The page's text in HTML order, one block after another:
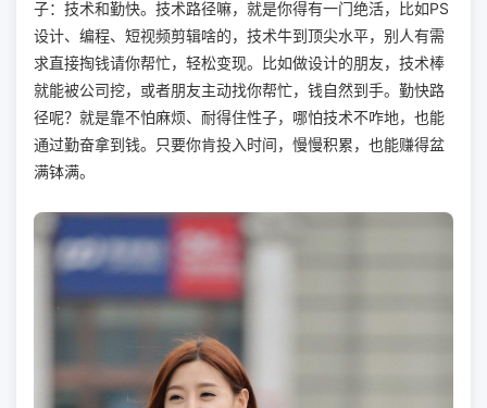
子：技术和勤快。技术路径嘛，就是你得有一门绝活，比如PS
设计、编程、短视频剪辑啥的，技术牛到顶尖水平，别人有需
求直接掏钱请你帮忙，轻松变现。比如做设计的朋友，技术棒
就能被公司挖，或者朋友主动找你帮忙，钱自然到手。勤快路
径呢？就是靠不怕麻烦、耐得住性子，哪怕技术不咋地，也能
通过勤奋拿到钱。只要你肯投入时间，慢慢积累，也能赚得盆
满钵满。